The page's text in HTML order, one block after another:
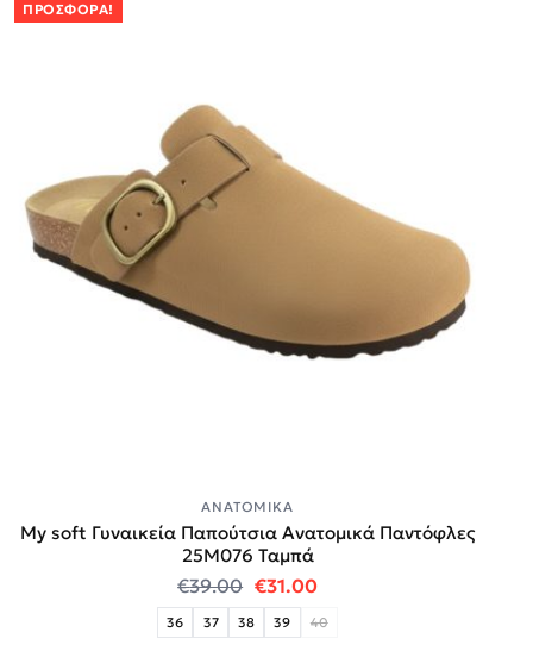
ΠΡΟΣΦΟΡΆ!
ΑΝΑΤΟΜΙΚΆ
My soft Γυναικεία Παπούτσια Ανατομικά Παντόφλες
25M076 Ταμπά
€39.00 Original price was: €39.00.
€31.00Η τρέχουσα τιμή
36 37 38 39 40